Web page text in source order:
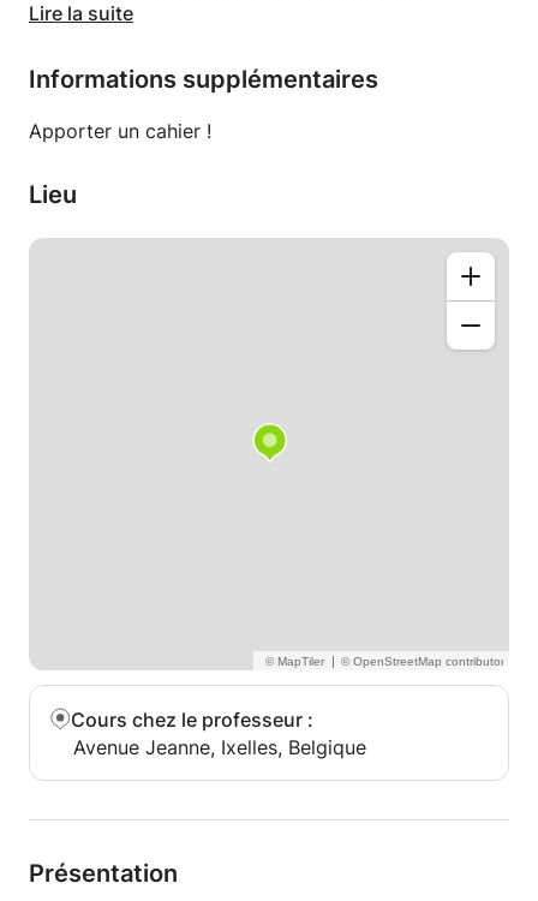
Je suis très disponible car je suis pensionnée.
J'ai fait les deux vaccinations Moderna et vous
serez couverts en ce qui me concerne.
Ciao e a presto, spero.
Lire la suite
Informations supplémentaires
Apporter un cahier !
Lieu
|
Cours chez le professeur :
Avenue Jeanne, Ixelles, Belgique
Présentation